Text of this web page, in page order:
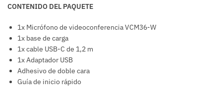
CONTENIDO DEL PAQUETE
1x Micrófono de videoconferencia VCM36-W
1x base de carga
1x cable USB-C de 1,2 m
1x Adaptador USB
Adhesivo de doble cara
Guía de inicio rápido